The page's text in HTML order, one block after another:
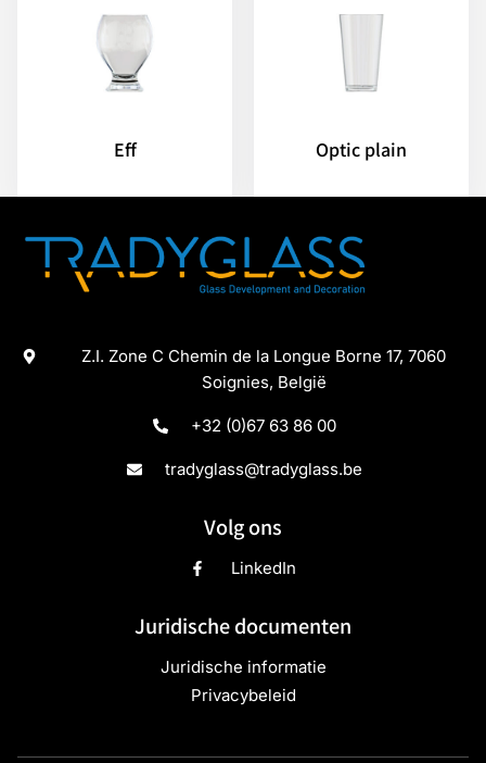
Eff Optic plain
Z.I. Zone C Chemin de la Longue Borne 17, 7060
Soignies, België
+32 (0)67 63 86 00
tradyglass@tradyglass.be
Volg ons
LinkedIn
Juridische documenten
Juridische informatie
Privacybeleid